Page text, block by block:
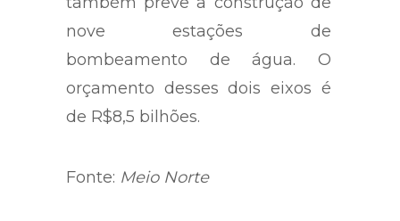
nove estações de
bombeamento de água. O
orçamento desses dois eixos é
de R$8,5 bilhões.
Fonte: Meio Norte